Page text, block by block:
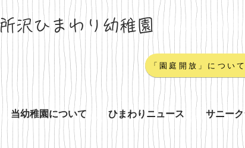
所沢ひまわり幼稚園
「園庭開放」について
当幼稚園について ひまわりニュース サニー